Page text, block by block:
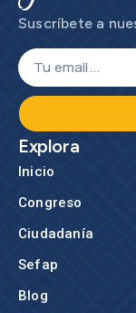
Suscríbete a
Explora
Inicio
Congreso
Ciudadanía
Sefap
Blog